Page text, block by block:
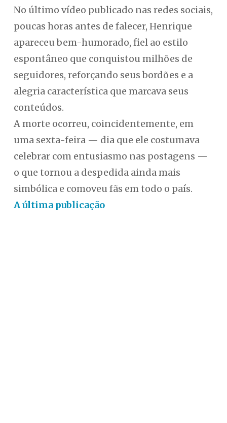
No último vídeo publicado nas redes sociais,
poucas horas antes de falecer, Henrique
apareceu bem-humorado, fiel ao estilo
espontâneo que conquistou milhões de
seguidores, reforçando seus bordões e a
alegria característica que marcava seus
conteúdos.
A morte ocorreu, coincidentemente, em
uma sexta-feira — dia que ele costumava
celebrar com entusiasmo nas postagens —
o que tornou a despedida ainda mais
simbólica e comoveu fãs em todo o país.
A última publicação